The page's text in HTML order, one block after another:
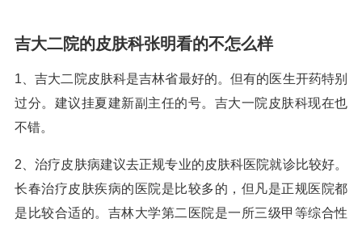
吉大二院的皮肤科张明看的不怎么样
1、吉大二院皮肤科是吉林省最好的。但有的医生开药特别
过分。建议挂夏建新副主任的号。吉大一院皮肤科现在也
不错。
2、治疗皮肤病建议去正规专业的皮肤科医院就诊比较好。
长春治疗皮肤疾病的医院是比较多的，但凡是正规医院都
是比较合适的。吉林大学第二医院是一所三级甲等综合性